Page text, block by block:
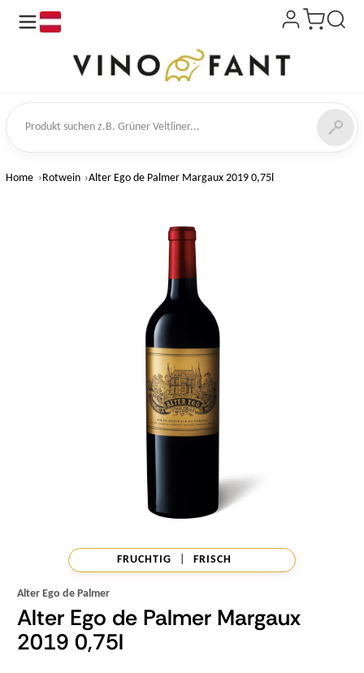
suchen
Home Rotwein Alter Ego de Palmer Margaux 2019 0,75l
FRUCHTIG FRISCH
Alter Ego de Palmer
Alter Ego de Palmer Margaux
2019 0,75l